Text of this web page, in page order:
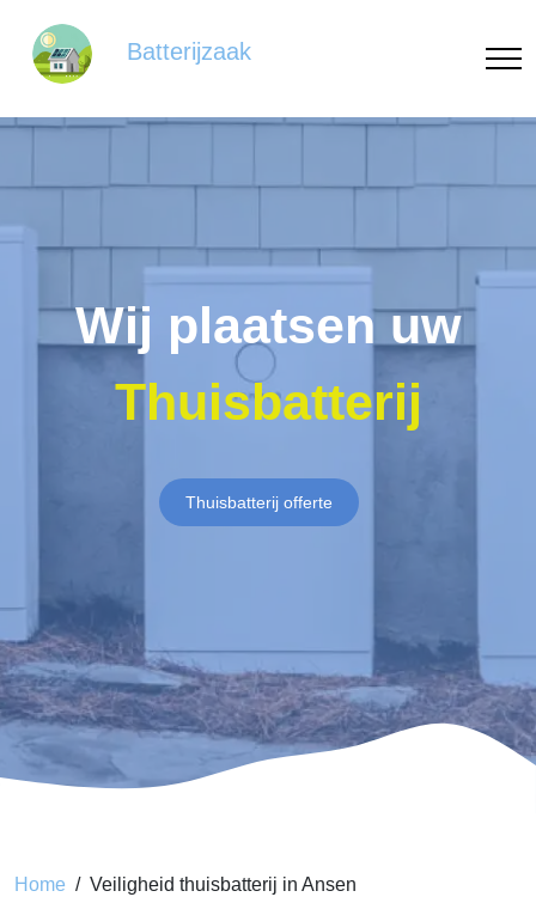
Batterijzaak
Wij plaatsen uw
Thuisbatterij
Thuisbatterij offerte
Home Veiligheid thuisbatterij in Ansen